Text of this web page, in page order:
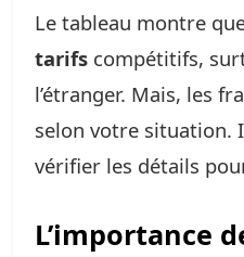
Le tableau montre
tarifs compétitifs,
l’étranger. Mais, les
selon votre situation.
vérifier les détails
L’importance